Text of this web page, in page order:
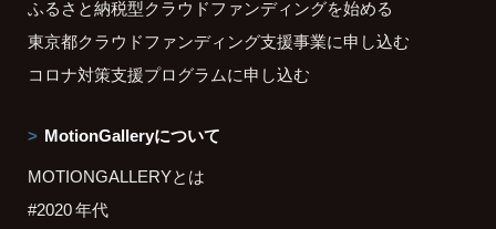
ふるさと納税型クラウドファンディングを始める
東京都クラウドファンディング支援事業に申し込む
コロナ対策支援プログラムに申し込む
MotionGalleryについて
MOTIONGALLERYとは
#2020 年代